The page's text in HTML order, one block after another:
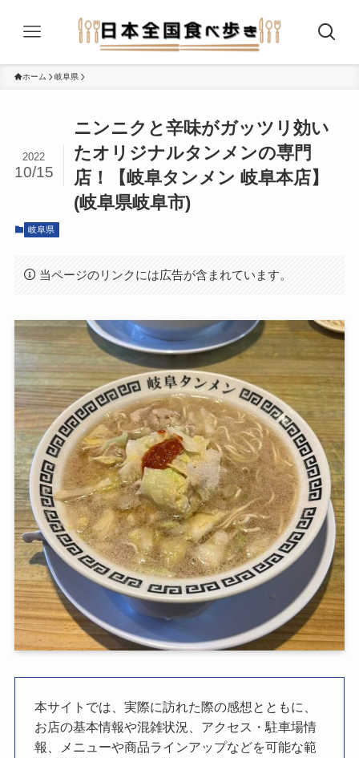
ホーム 岐阜県
ニンニクと辛味がガッツリ効い
たオリジナルタンメンの専門
店！【岐阜タンメン 岐阜本店】
(岐阜県岐阜市)
2022
10/15
岐阜県
当ページのリンクには広告が含まれています。
本サイトでは、実際に訪れた際の感想とともに、
お店の基本情報や混雑状況、アクセス・駐車場情
報、メニューや商品ラインアップなどを可能な範